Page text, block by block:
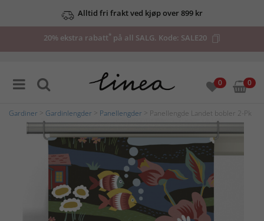
Alltid fri frakt ved kjøp over 899 kr
20% ekstra rabatt* på all SALG. Kode: SALE20
0 0
Gardiner Gardinlengder Panellengder > Panellengde Landet bobler 2-Pk